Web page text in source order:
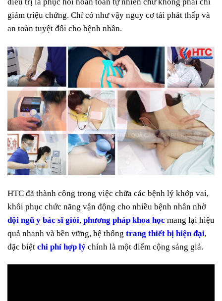
giảm triệu chứng. Chỉ có như vậy nguy cơ tái phát thấp và
an toàn tuyệt đối cho bệnh nhân.
HTC đã thành công trong việc chữa các bệnh lý khớp vai,
khôi phục chức năng vận động cho nhiều bệnh nhân nhờ
đội ngũ y bác sĩ giỏi, phương pháp khoa học mang lại hiệu
quả nhanh và bền vững, hệ thống trang thiết bị hiện đại,
đặc biệt chi phí hợp lý chính là một điểm cộng sáng giá.